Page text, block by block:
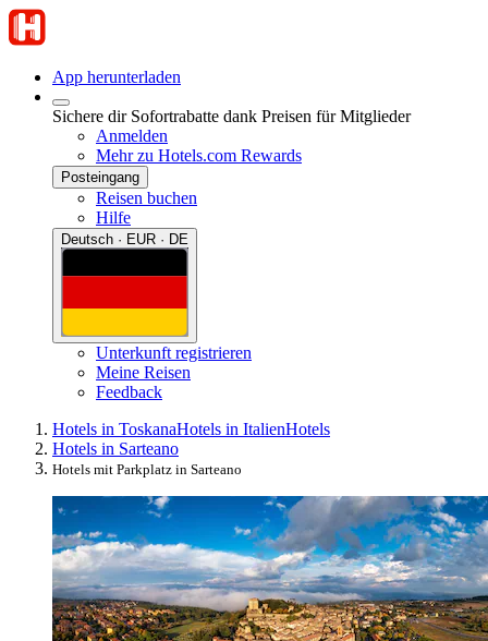
App herunterladen
Sichere dir Sofortrabatte dank Preisen für Mitglieder
Anmelden
Mehr zu Hotels.com Rewards
Posteingang
Reisen buchen
Hilfe
Deutsch · EUR · DE
Unterkunft registrieren
Meine Reisen
Feedback
Hotels in ToskanaHotels in ItalienHotels
Hotels in Sarteano
Hotels mit Parkplatz in Sarteano